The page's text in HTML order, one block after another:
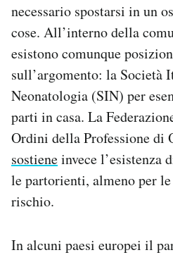
necessario spostarsi in un
cose. All’interno della
esistono comunque
sull’argomento: la Società
Neonatologia (SIN) per
parti in casa. La
Ordini della Professione di
sostieneinvece l’esistenza
le partorienti, almeno per le
rischio.
In alcuni paesi europei il